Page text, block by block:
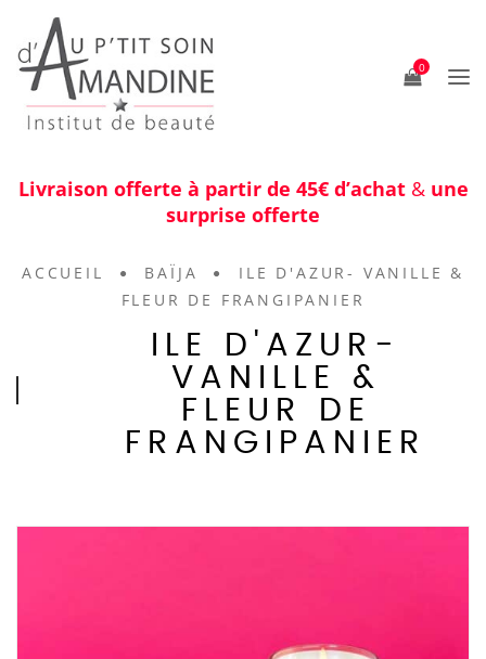
0
Livraison offerte à partir de 45€ d’achat & une
surprise offerte
ACCUEIL BAÏJA
ILE D'AZUR- VANILLE &
FLEUR DE FRANGIPANIER
ILE D'AZUR-
VANILLE &
FLEUR DE
FRANGIPANIER